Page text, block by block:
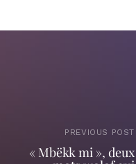
PREVIOUS POST
« Mbëkk mi », deux